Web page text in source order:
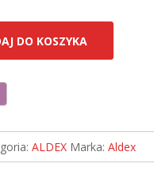
DO KOSZYKA
ALDEX Marka: Aldex